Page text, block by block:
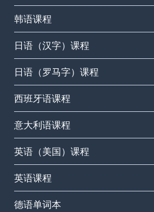
韩语课程
日语（汉字）课程
日语（罗马字）课程
西班牙语课程
意大利语课程
英语（美国）课程
英语课程
德语单词本